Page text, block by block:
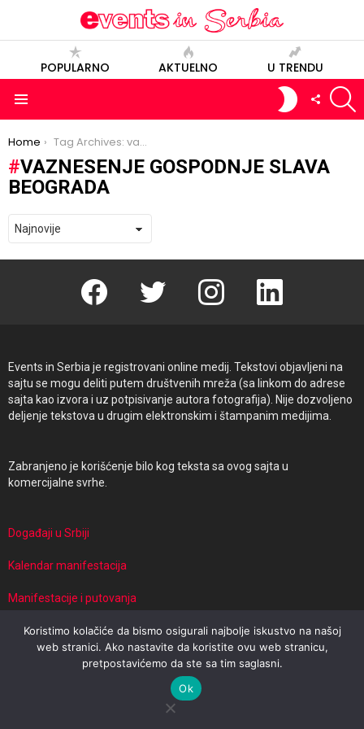
POPULARNO AKTUELNO U TRENDU
SWITCH
SKIN
FOLLOW
US
You are here:
Home Tag Archives: vaznesenje gospodnje slava beograda
VAZNESENJE GOSPODNJE SLAVA
BEOGRADA
Facebook Twitter instagram linkedin
Events in Serbia je registrovani online medij. Tekstovi objavljeni na
sajtu se mogu deliti putem društvenih mreža (sa linkom do adrese
sajta kao izvora i uz potpisivanje autora fotografija). Nije dozvoljeno
deljenje tekstova u drugim elektronskim i štampanim medijima.
Zabranjeno je korišćenje bilo kog teksta sa ovog sajta u
komercijalne svrhe.
Događaji u Srbiji
Kalendar manifestacija
Manifestacije i putovanja
© 2026 Events in Serbia | Powered by Travel Target
Uslovi korišćenja
Koristimo kolačiće da bismo osigurali najbolje iskustvo na našoj
web stranici. Ako nastavite da koristite ovu web stranicu,
pretpostavićemo da ste sa tim saglasni.
Ok